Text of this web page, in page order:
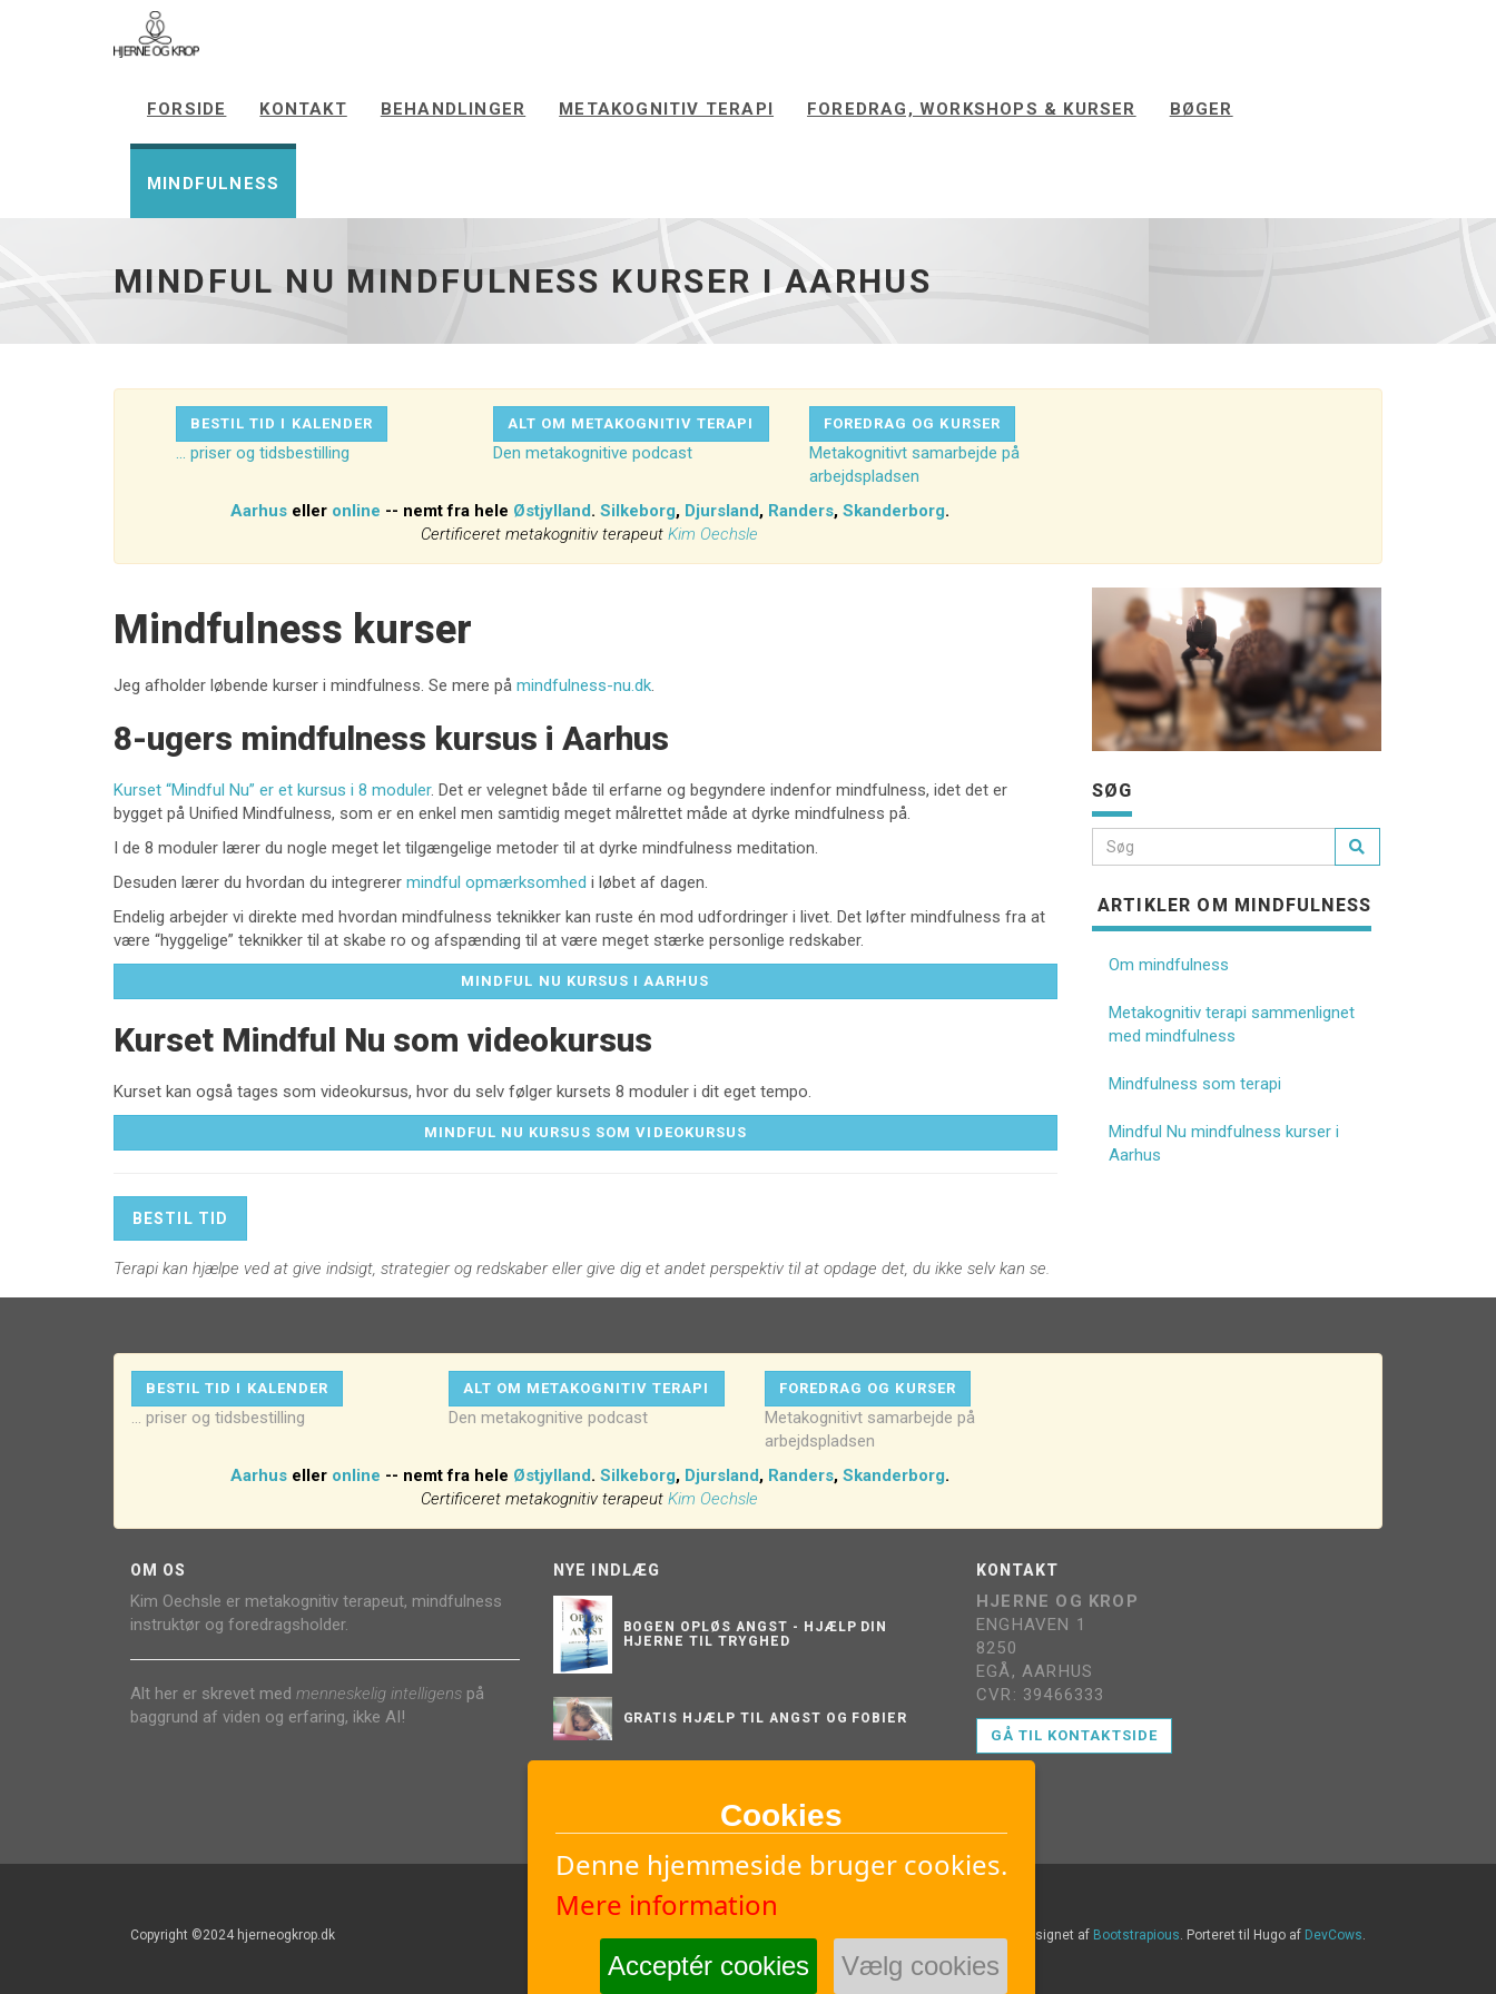
mindfulness
Aarhus
gå
startside
FORSIDE KONTAKT BEHANDLINGER METAKOGNITIV TERAPI FOREDRAG, WORKSHOPS & KURSER BØGER
MINDFULNESS
MINDFUL NU MINDFULNESS KURSER I AARHUS
BESTIL TID I KALENDER
... priser og tidsbestilling
ALT OM METAKOGNITIV TERAPI
Den metakognitive podcast
FOREDRAG OG KURSER
Metakognitivt samarbejde på
arbejdspladsen
Aarhuseller online -- nemt fra hele Østjylland. Silkeborg, Djursland, Randers, Skanderborg.
Certificeret metakognitiv terapeutKim Oechsle
Mindfulness kurser
Jeg afholder løbende kurser i mindfulness. Se mere på mindfulness-nu.dk.
8-ugers mindfulness kursus i Aarhus
Kurset “Mindful Nu” er et kursus i 8 moduler. Det er velegnet både til erfarne og begyndere indenfor mindfulness, idet det er
bygget på Unified Mindfulness, som er en enkel men samtidig meget målrettet måde at dyrke mindfulness på.
I de 8 moduler lærer du nogle meget let tilgængelige metoder til at dyrke mindfulness meditation.
Desuden lærer du hvordan du integrerer mindful opmærksomhed i løbet af dagen.
Endelig arbejder vi direkte med hvordan mindfulness teknikker kan ruste én mod udfordringer i livet. Det løfter mindfulness fra at
være “hyggelige” teknikker til at skabe ro og afspænding til at være meget stærke personlige redskaber.
MINDFUL NU KURSUS I AARHUS
Kurset Mindful Nu som videokursus
Kurset kan også tages som videokursus, hvor du selv følger kursets 8 moduler i dit eget tempo.
MINDFUL NU KURSUS SOM VIDEOKURSUS
BESTIL TID
Terapi kan hjælpe ved at give indsigt, strategier og redskaber eller give dig et andet perspektiv til at opdage det, du ikke selv kan se.
SØG
ARTIKLER OM MINDFULNESS
Om mindfulness
Metakognitiv terapi sammenlignet
med mindfulness
Mindfulness som terapi
Mindful Nu mindfulness kurser i
Aarhus
BESTIL TID I KALENDER
... priser og tidsbestilling
ALT OM METAKOGNITIV TERAPI
Den metakognitive podcast
FOREDRAG OG KURSER
Metakognitivt samarbejde på
arbejdspladsen
Aarhuseller online -- nemt fra hele Østjylland. Silkeborg, Djursland, Randers, Skanderborg.
Certificeret metakognitiv terapeutKim Oechsle
OM OS
Kim Oechsle er metakognitiv terapeut, mindfulness
instruktør og foredragsholder.
Alt her er skrevet med menneskelig intelligens på
baggrund af viden og erfaring, ikke AI!
NYE INDLÆG
BOGEN OPLØS ANGST - HJÆLP DIN
HJERNE TIL TRYGHED
GRATIS HJÆLP TIL ANGST OG FOBIER
KONTAKT
HJERNE OG KROP
ENGHAVEN 1
8250
EGÅ, AARHUS
CVR: 39466333
GÅ TIL KONTAKTSIDE
Copyright ©2024 hjerneogkrop.dk Designet af Bootstrapious. Porteret til Hugo af DevCows.
Cookies
Denne hjemmeside bruger cookies.
Mere information
Acceptér cookies Vælg cookies